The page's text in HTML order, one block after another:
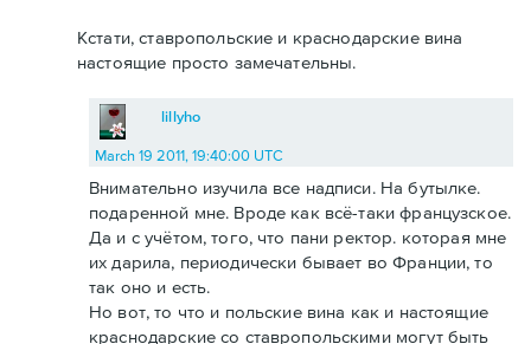
Кстати, ставропольские и краснодарские вина
настоящие просто замечательны.
lillyho
March 19 2011, 19:40:00 UTC
Внимательно изучила все надписи. На бутылке.
подаренной мне. Вроде как всё-таки французское.
Да и с учётом, того, что пани ректор. которая мне
их дарила, периодически бывает во Франции, то
так оно и есть.
Но вот, то что и польские вина как и настоящие
краснодарские со ставропольскими могут быть